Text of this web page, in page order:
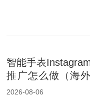
智能手表
推广怎么做（海
营销提升品牌影响
2026-08-06